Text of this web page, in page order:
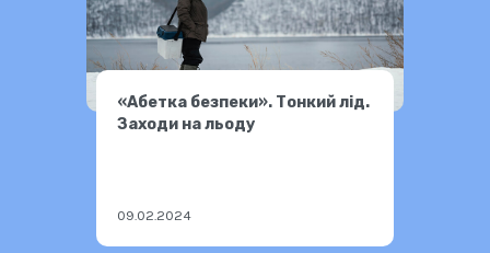
«Абетка безпеки». Тонкий лід.
Заходи на льоду
09.02.2024